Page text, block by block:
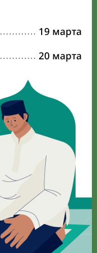
19 марта
20 марта